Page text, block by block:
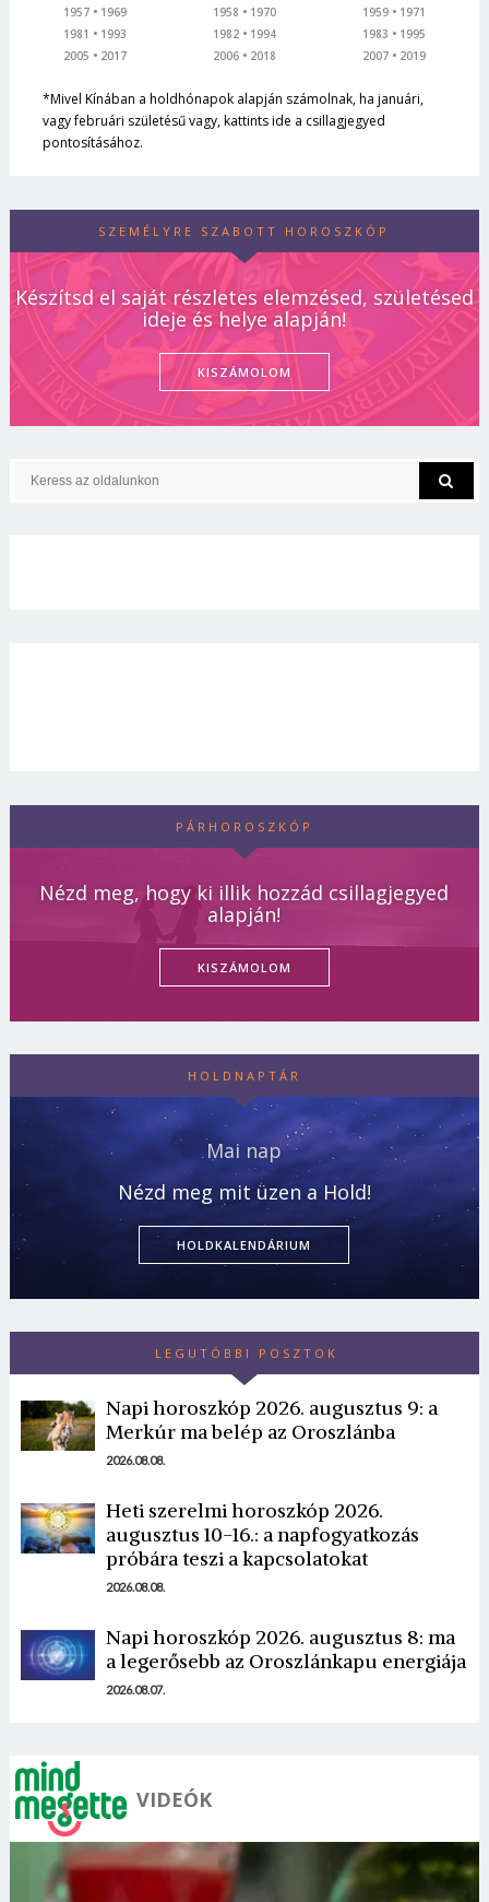
1957
1969
1981
1993
2005
2017
1958
1970
1982
1994
2006
2018
1959
1971
1983
1995
2007
2019
*Mivel Kínában a holdhónapok alapján számolnak, ha januári,
vagy februári születésű vagy, kattints ide a csillagjegyed
pontosításához.
SZEMÉLYRE SZABOTT HOROSZKÓP
Készítsd el saját részletes elemzésed, születésed
ideje és helye alapján!
KISZÁMOLOM
PÁRHOROSZKÓP
Nézd meg, hogy ki illik hozzád csillagjegyed
alapján!
KISZÁMOLOM
HOLDNAPTÁR
Mai nap
Nézd meg mit üzen a Hold!
HOLDKALENDÁRIUM
LEGUTÓBBI POSZTOK
Napi horoszkóp 2026. augusztus 9: a
Merkúr ma belép az Oroszlánba
2026.08.08.
Heti szerelmi horoszkóp 2026.
augusztus 10-16.: a napfogyatkozás
próbára teszi a kapcsolatokat
2026.08.08.
Napi horoszkóp 2026. augusztus 8: ma
a legerősebb az Oroszlánkapu energiája
2026.08.07.
VIDEÓK